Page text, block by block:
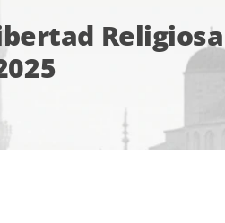
Religiosa